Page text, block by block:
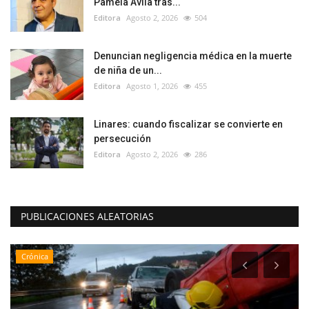
Editora Agosto 2, 2026 504
Denuncian negligencia médica en la muerte
de niña de un...
Editora Agosto 1, 2026 455
Linares: cuando fiscalizar se convierte en
persecución
Editora Agosto 2, 2026 286
PUBLICACIONES ALEATORIAS
Crónica